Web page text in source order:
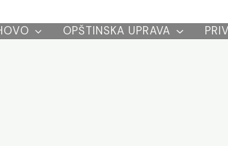
OPŠTINSKA UPRAVA